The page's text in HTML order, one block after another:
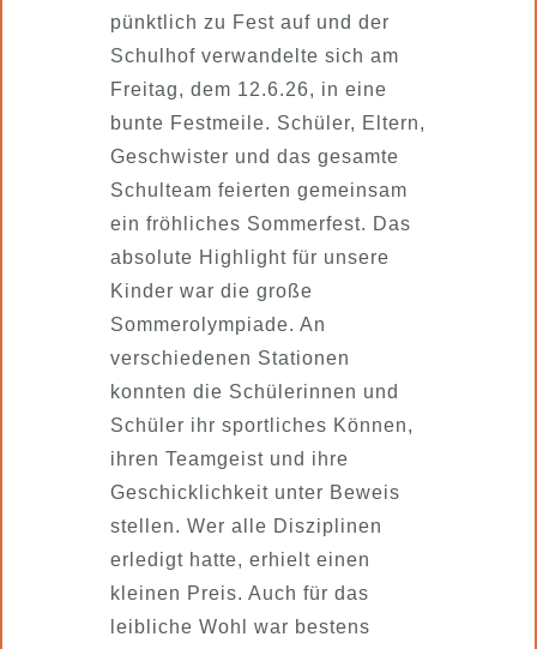
pünktlich zu Fest auf und der
Schulhof verwandelte sich am
Freitag, dem 12.6.26, in eine
bunte Festmeile. Schüler, Eltern,
Geschwister und das gesamte
Schulteam feierten gemeinsam
ein fröhliches Sommerfest. Das
absolute Highlight für unsere
Kinder war die große
Sommerolympiade. An
verschiedenen Stationen
konnten die Schülerinnen und
Schüler ihr sportliches Können,
ihren Teamgeist und ihre
Geschicklichkeit unter Beweis
stellen. Wer alle Disziplinen
erledigt hatte, erhielt einen
kleinen Preis. Auch für das
leibliche Wohl war bestens